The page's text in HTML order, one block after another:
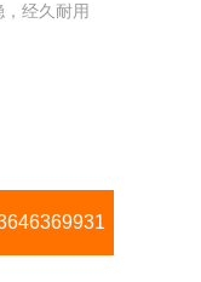
经久耐用